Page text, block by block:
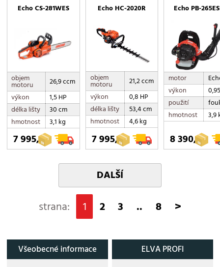
Echo CS-281WES
objem
motoru
26,9 ccm
výkon
1,5 HP
délka lišty
30 cm
hmotnost
3,1 kg
7 995,-
Echo HC-2020R
objem
motoru
21,2 ccm
výkon
0,8 HP
délka lišty
53,4 cm
hmotnost
4,6 kg
7 995,-
Echo PB-
motor
výkon
použití
hmotnost
3,9
8 390,-
DALŠÍ
strana: 1 2 3 .. 8 >
Všeobecné informace ELVA PROFI